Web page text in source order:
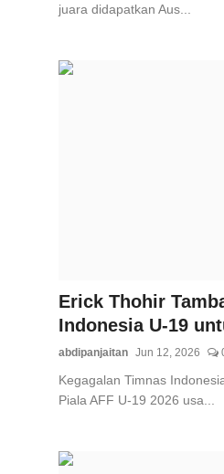
juara didapatkan Aus...
Erick Thohir
Indonesia U-19
abdipanjaitan Jun 12, 2026
Kegagalan Timnas
Piala AFF U-19 2026 usa...